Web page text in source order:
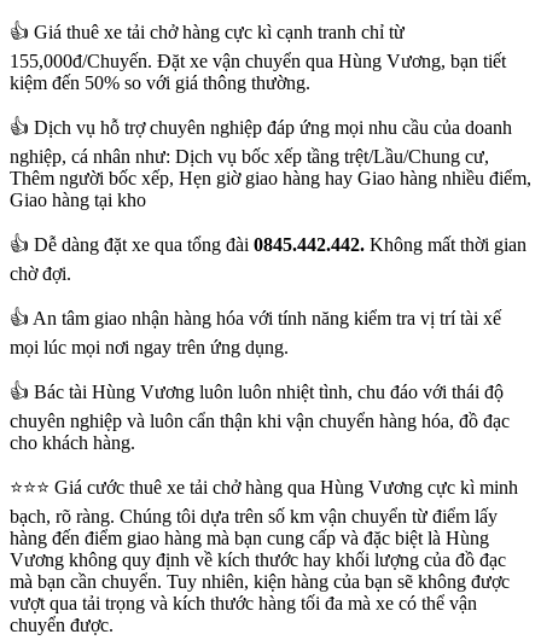
👍 Giá thuê xe tải chở hàng cực kì cạnh tranh chỉ từ
155,000đ/Chuyến. Đặt xe vận chuyển qua Hùng Vương, bạn tiết
kiệm đến 50% so với giá thông thường.
👍 Dịch vụ hỗ trợ chuyên nghiệp đáp ứng mọi nhu cầu của doanh
nghiệp, cá nhân như: Dịch vụ bốc xếp tầng trệt/Lầu/Chung cư,
Thêm người bốc xếp, Hẹn giờ giao hàng hay Giao hàng nhiều điểm,
Giao hàng tại kho
👍 Dễ dàng đặt xe qua tổng đài 0845.442.442. Không mất thời gian
chờ đợi.
👍 An tâm giao nhận hàng hóa với tính năng kiểm tra vị trí tài xế
mọi lúc mọi nơi ngay trên ứng dụng.
👍 Bác tài Hùng Vương luôn luôn nhiệt tình, chu đáo với thái độ
chuyên nghiệp và luôn cẩn thận khi vận chuyển hàng hóa, đồ đạc
cho khách hàng.
⭐⭐⭐ Giá cước thuê xe tải chở hàng qua Hùng Vương cực kì minh
bạch, rõ ràng. Chúng tôi dựa trên số km vận chuyển từ điểm lấy
hàng đến điểm giao hàng mà bạn cung cấp và đặc biệt là Hùng
Vương không quy định về kích thước hay khối lượng của đồ đạc
mà bạn cần chuyển. Tuy nhiên, kiện hàng của bạn sẽ không được
vượt qua tải trọng và kích thước hàng tối đa mà xe có thể vận
chuyển được.